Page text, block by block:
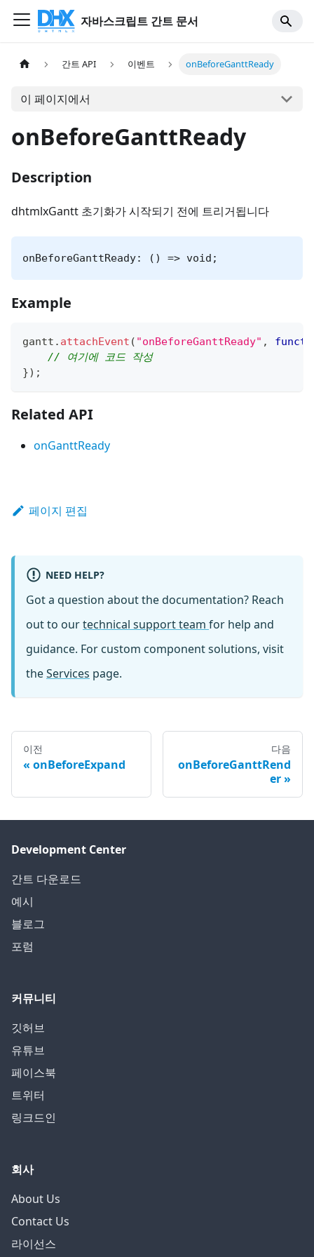
자바스크립트 간트 문서
간트 API 이벤트 onBeforeGanttReady
이 페이지에서
onBeforeGanttReady
Description
dhtmlxGantt 초기화가 시작되기 전에 트리거됩니다
onBeforeGanttReady: () => void;
Example
gantt . attachEvent ( "onBeforeGanttReady" ,
// 여기에 코드 작성
}) ;
Related API
onGanttReady
페이지 편집
NEED HELP?
Got a question about the documentation? Reach
out to ourtechnical support team for help and
guidance. For custom component solutions, visit
theServices page.
이전
onBeforeExpand
다음
onBeforeGanttRend
er
Development Center
간트 다운로드
예시
블로그
포럼
커뮤니티
깃허브
유튜브
페이스북
트위터
링크드인
회사
About Us
Contact Us
라이선스